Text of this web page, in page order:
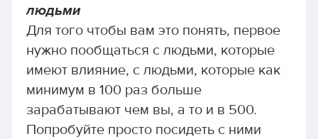
людьми
Для того чтобы вам это понять, первое
нужно пообщаться с людьми, которые
имеют влияние, с людьми, которые как
минимум в 100 раз больше
зарабатывают чем вы, а то и в 500.
Попробуйте просто посидеть с ними